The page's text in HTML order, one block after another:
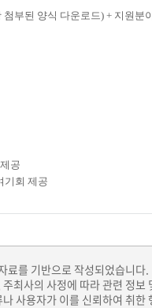
부된 양식 다운로드) + 지원분
공
기회 제공
료를 기반으로 작성되었습니다.
최사의 사정에 따라 관련 정
사용자가 이를 신뢰하여 취한